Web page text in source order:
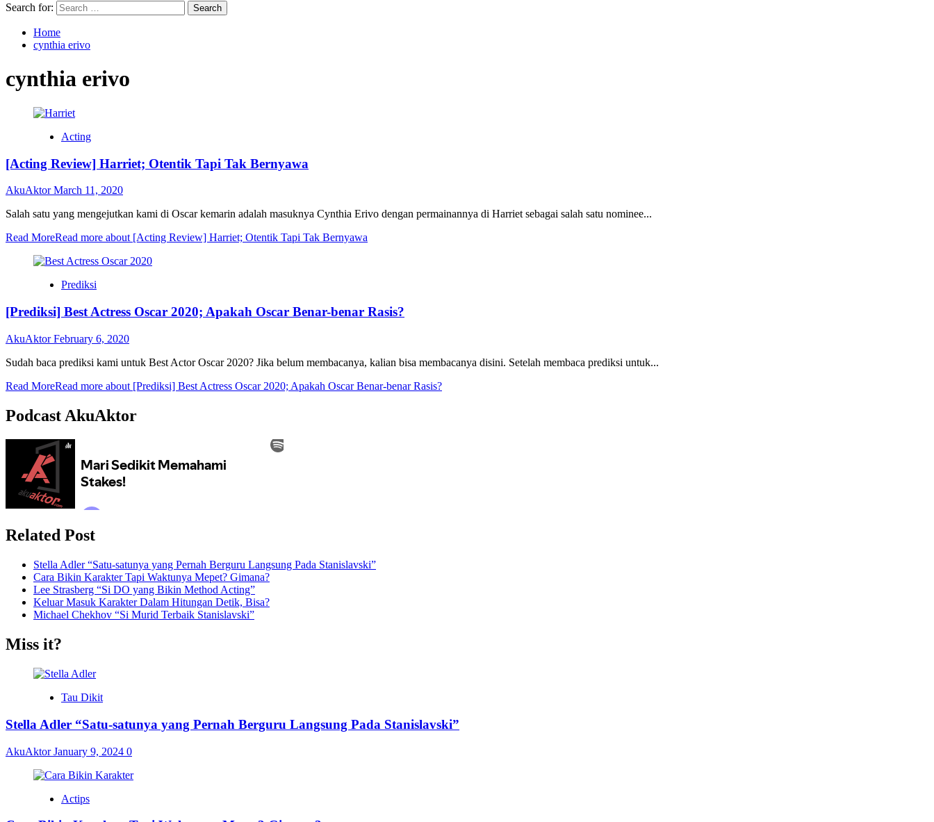
Search for:
Home
cynthia erivo
cynthia erivo
Acting
[Acting Review] Harriet; Otentik Tapi Tak Bernyawa
AkuAktorMarch 11, 2020
Salah satu yang mengejutkan kami di Oscar kemarin adalah masuknya Cynthia Erivo dengan permainannya di Harriet sebagai salah satu nominee...
Read MoreRead more about [Acting Review] Harriet; Otentik Tapi Tak Bernyawa
Prediksi
[Prediksi] Best Actress Oscar 2020; Apakah Oscar Benar-benar Rasis?
AkuAktorFebruary 6, 2020
Sudah baca prediksi kami untuk Best Actor Oscar 2020? Jika belum membacanya, kalian bisa membacanya disini. Setelah membaca prediksi untuk...
Read MoreRead more about [Prediksi] Best Actress Oscar 2020; Apakah Oscar Benar-benar Rasis?
Podcast AkuAktor
Related Post
Stella Adler “Satu-satunya yang Pernah Berguru Langsung Pada Stanislavski”
Cara Bikin Karakter Tapi Waktunya Mepet? Gimana?
Lee Strasberg “Si DO yang Bikin Method Acting”
Keluar Masuk Karakter Dalam Hitungan Detik, Bisa?
Michael Chekhov “Si Murid Terbaik Stanislavski”
Miss it?
Tau Dikit
Stella Adler “Satu-satunya yang Pernah Berguru Langsung Pada Stanislavski”
AkuAktorJanuary 9, 2024 0
Actips